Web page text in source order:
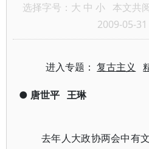
选择字号： 大 中 小 本文共
2009-05-31
进入专题：复古主义
● 唐世平 王琳
去年人大政协两会中有